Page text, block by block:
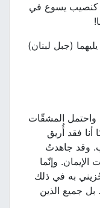
يسوع في
(جبل لبنان)
المشقّات
فقد أُريق
وقد جاهدتُ
وإنّما
به في ذلك
جميع الذين